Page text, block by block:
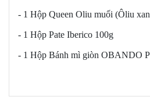
- 1 Hộp Queen Oliu muối (Ôliu
- 1 Hộp Pate Iberico 100g
- 1 Hộp Bánh mì giòn OBANDO